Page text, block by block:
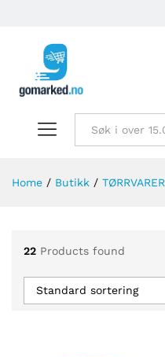
Home / Butikk / TØRRVARER
22 Products found
Standard sortering